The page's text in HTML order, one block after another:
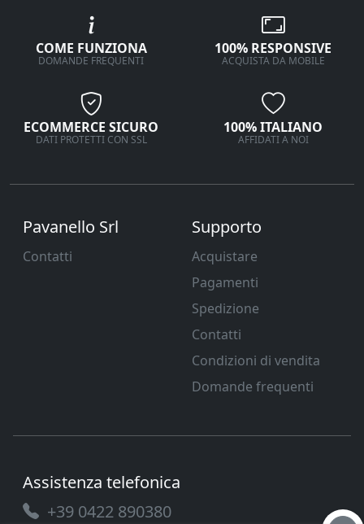
COME FUNZIONA
DOMANDE FREQUENTI
100% RESPONSIVE
ACQUISTA DA MOBILE
ECOMMERCE SICURO
DATI PROTETTI CON SSL
100% ITALIANO
AFFIDATI A NOI
Pavanello Srl
Contatti
Supporto
Acquistare
Pagamenti
Spedizione
Contatti
Condizioni di vendita
Domande frequenti
Assistenza telefonica
+39 0422 890380